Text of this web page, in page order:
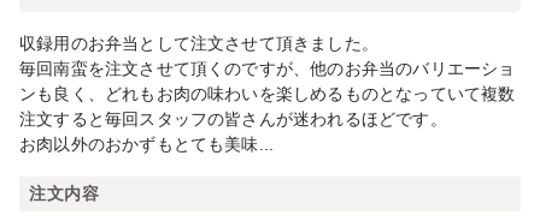
収録用のお弁当として注文させて頂きました。
毎回南蛮を注文させて頂くのですが、他のお弁当のバリエーショ
ンも良く、どれもお肉の味わいを楽しめるものとなっていて複数
注文すると毎回スタッフの皆さんが迷われるほどです。
お肉以外のおかずもとても美味...
注文内容